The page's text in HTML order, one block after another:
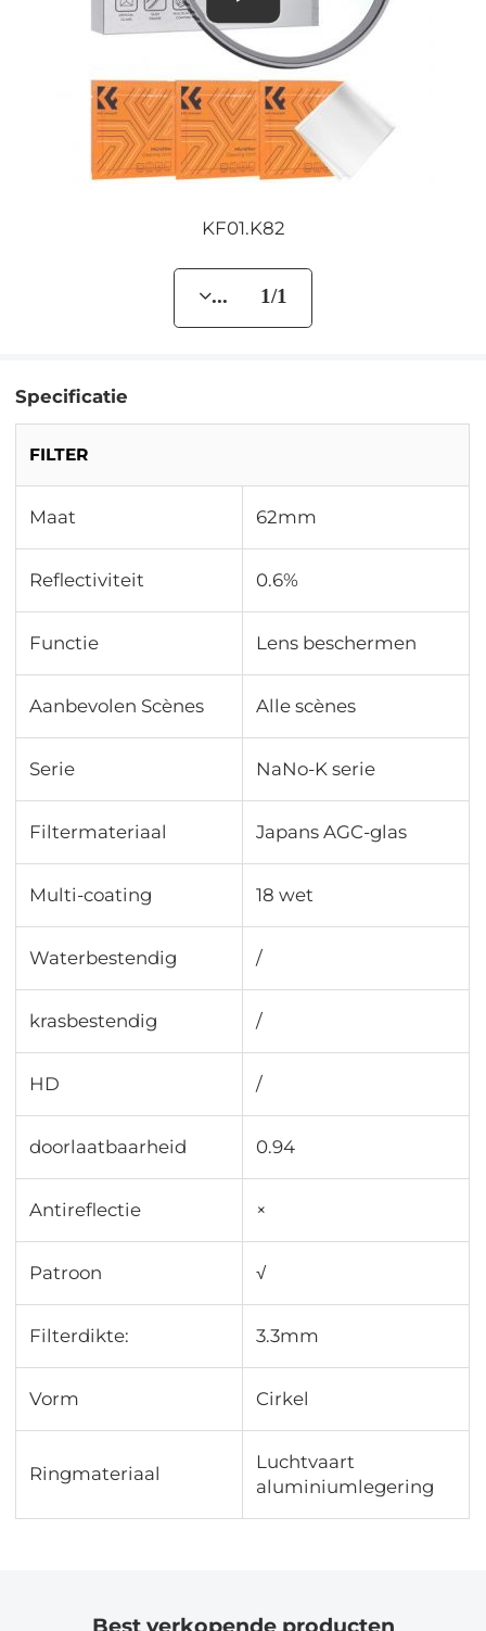
KF01.K82
... 1/1
Specificatie
FILTER
Maat 62mm
Reflectiviteit 0.6%
Functie Lens beschermen
Aanbevolen Scènes Alle scènes
Serie NaNo-K serie
Filtermateriaal Japans AGC-glas
Multi-coating 18 wet
Waterbestendig /
krasbestendig /
HD /
doorlaatbaarheid 0.94
Antireflectie ×
Patroon √
Filterdikte: 3.3mm
Vorm Cirkel
Ringmateriaal
Luchtvaart
aluminiumlegering